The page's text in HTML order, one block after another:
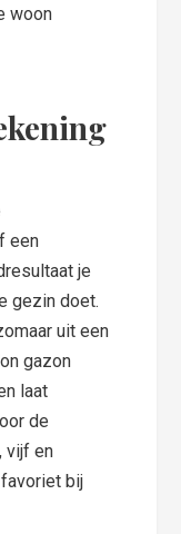
woon
een
je
gezin doet.
uit een
gazon
laat
de
vijf en
bij